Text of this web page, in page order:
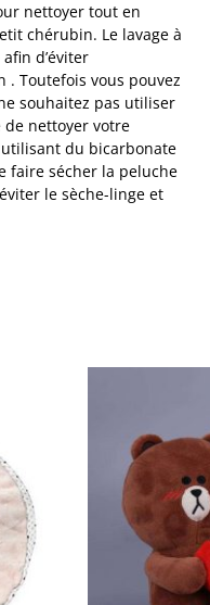
nettoyer tout en
chérubin. Le lavage à
d’éviter
. Toutefois vous pouvez
souhaitez pas utiliser
de nettoyer votre
du bicarbonate
faire sécher la peluche
le sèche-linge et